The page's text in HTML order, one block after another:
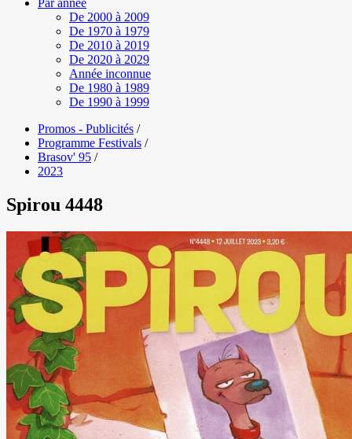
De 2000 à 2009
De 1970 à 1979
De 2010 à 2019
De 2020 à 2029
Année inconnue
De 1980 à 1989
De 1990 à 1999
Promos - Publicités /
Programme Festivals /
Brasov' 95 /
2023
Spirou 4448